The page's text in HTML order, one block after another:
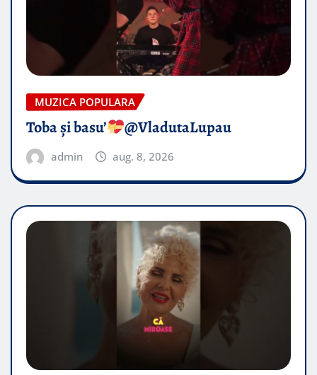
MUZICA POPULARA
Toba și basu’ @VladutaLupau
admin aug. 8, 2026